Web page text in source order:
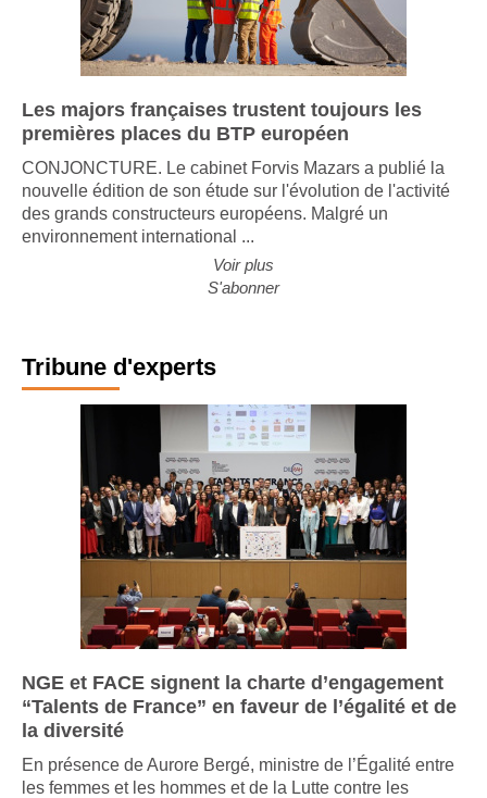
Les majors françaises trustent toujours les
premières places du BTP européen
CONJONCTURE. Le cabinet Forvis Mazars a publié la
nouvelle édition de son étude sur l'évolution de l'activité
des grands constructeurs européens. Malgré un
environnement international ...
Voir plus
S'abonner
Tribune d'experts
NGE et FACE signent la charte d’engagement
“Talents de France” en faveur de l’égalité et de
la diversité
En présence de Aurore Bergé, ministre de l’Égalité entre
les femmes et les hommes et de la Lutte contre les